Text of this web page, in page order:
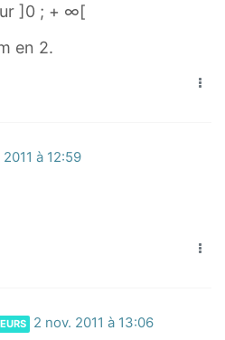
]0 ; + ∞[
en 2.
à 12:59
2 nov. 2011 à 13:06